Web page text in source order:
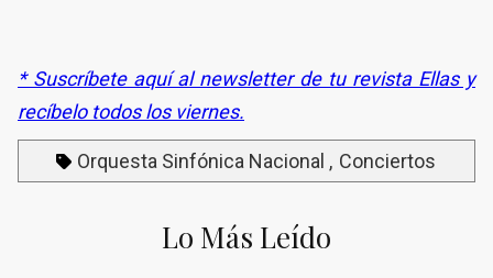
* Suscríbete aquí al newsletter de tu revista Ellas y
recíbelo todos los viernes.
Orquesta Sinfónica Nacional Conciertos
Lo Más Leído